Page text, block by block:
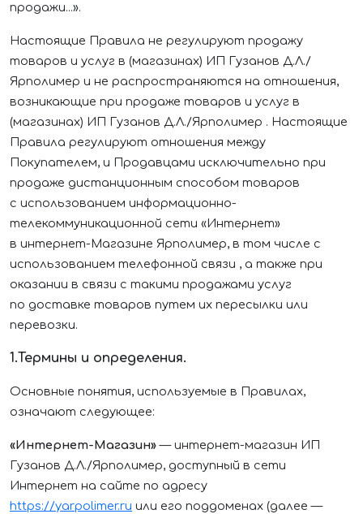
продажи...».
Настоящие Правила не регулируют продажу
товаров и услуг в (магазинах) ИП Гузанов Д.Л./
Ярполимер и не распространяются на отношения,
возникающие при продаже товаров и услуг в
(магазинах) ИП Гузанов Д.Л./Ярполимер . Настоящие
Правила регулируют отношения между
Покупателем, и Продавцами исключительно при
продаже дистанционным способом товаров
с использованием информационно-
телекоммуникационной сети «Интернет»
в интернет-Магазине Ярполимер, в том числе с
использованием телефонной связи , а также при
оказании в связи с такими продажами услуг
по доставке товаров путем их пересылки или
перевозки.
1.Термины и определения.
Основные понятия, используемые в Правилах,
означают следующее:
«Интернет-Магазин»— интернет-магазин ИП
Гузанов Д.Л./Ярполимер, доступный в сети
Интернет на сайте по адресу
https://yarpolimer.ru или его поддоменах (далее —